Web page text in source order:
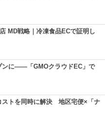
MD戦略｜冷凍食品ECで証明し
ンに――「GMOクラウドEC」で
ストを同時に解決 地区宅便×「ナ